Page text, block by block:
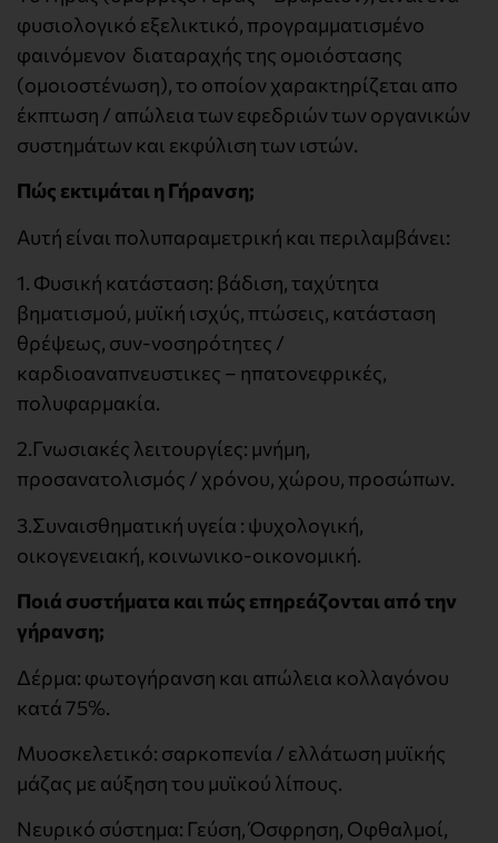
φυσιολογικό εξελικτικό, προγραμματισμένο
φαινόμενον διαταραχής της ομοιόστασης
(ομοιοστένωση), το οποίον χαρακτηρίζεται απο
έκπτωση / απώλεια των εφεδριών των οργανικών
συστημάτων και εκφύλιση των ιστών.
Πώς εκτιμάται η Γήρανση;
Αυτή είναι πολυπαραμετρική και περιλαμβάνει:
1. Φυσική κατάσταση: βάδιση, ταχύτητα
βηματισμού, μυϊκή ισχύς, πτώσεις, κατάσταση
θρέψεως, συν-νοσηρότητες /
καρδιοαναπνευστικες – ηπατονεφρικές,
πολυφαρμακία.
2.Γνωσιακές λειτουργίες: μνήμη,
προσανατολισμός / χρόνου, χώρου, προσώπων.
3.Συναισθηματική υγεία : ψυχολογική,
οικογενειακή, κοινωνικο-οικονομική.
Ποιά συστήματα και πώς επηρεάζονται από την
γήρανση;
Δέρμα: φωτογήρανση και απώλεια κολλαγόνου
κατά 75%.
Μυοσκελετικό: σαρκοπενία / ελλάτωση μυϊκής
μάζας με αύξηση του μυϊκού λίπους.
Νευρικό σύστημα: Γεύση, Όσφρηση, Οφθαλμοί,